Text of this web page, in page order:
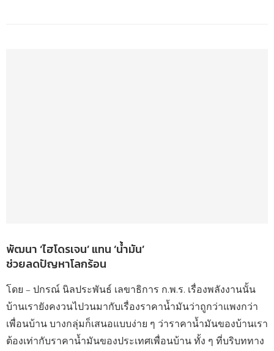
พัฒนา ‘ไฮโดรเจน’ แทน ‘น้ำมัน’
ช่วยลดปัญหาโลกร้อน
โดย – ปกรณ์ นิลประพันธ์ เลขาธิการ ก.พ.ร. เรื่องพลังงานนั้น
บ้านเรายังคงวนไปวนมากับเรื่องราคาน้ำมันว่าถูกว่าแพงกว่า
เพื่อนบ้าน บางกลุ่มก็เสนอแบบง่าย ๆ ว่าราคาน้ำมันของบ้านเรา
ต้องเท่ากับราคาน้ำมันของประเทศเพื่อนบ้าน ทั้ง ๆ ที่บริบททาง